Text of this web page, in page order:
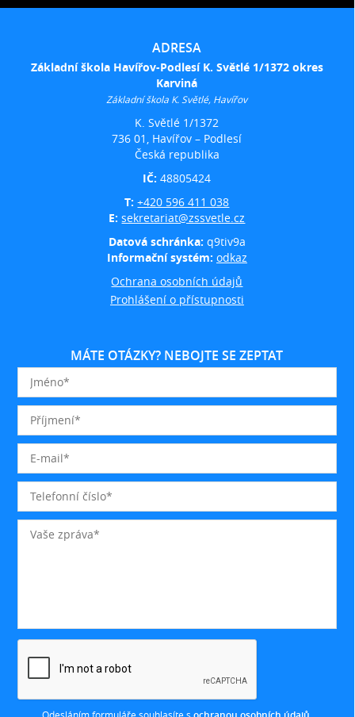
ADRESA
Základní škola Havířov-Podlesí K. Světlé 1/1372 okres
Karviná
Základní škola K. Světlé, Havířov
K. Světlé 1/1372
736 01, Havířov – Podlesí
Česká republika
IČ:48805424
T:+420 596 411 038
E:sekretariat@zssvetle.cz
Datová schránka: q9tiv9a
Informační systém: odkaz
Ochrana osobních údajů
Prohlášení o přístupnosti
MÁTE OTÁZKY? NEBOJTE SE ZEPTAT